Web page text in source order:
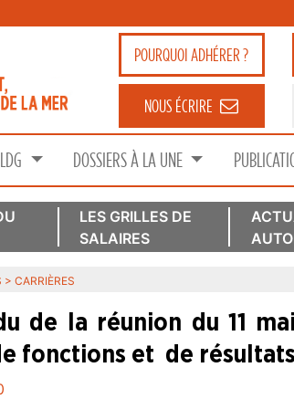
POURQUOIADHÉRER ?
NOUS ÉCRIRE
DOSSIERS À LA UNE
LES GRILLES DE
SALAIRES
> CARRIÈRES
de la réunion du 11
fonctions et de